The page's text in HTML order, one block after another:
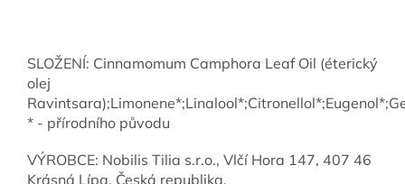
SLOŽENÍ: Cinnamomum Camphora Leaf Oil (éterický
olej
* - přírodního původu
VÝROBCE: Nobilis Tilia s.r.o., Vlčí Hora 147, 407 46
Krásná Lípa, Česká republika.